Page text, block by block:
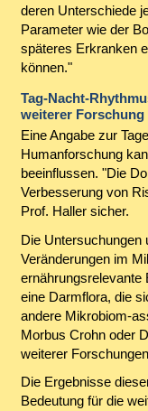
deren Unterschiede
Parameter wie der
späteres Erkranken
können."
Tag-Nacht-
weiterer Forschung
Eine Angabe zur
Humanforschung
beeinflussen. "Die
Verbesserung von
Prof. Haller sicher.
Die Untersuchungen
Veränderungen im
ernährungsrelevante
eine Darmflora, die
andere Mikrobiom-
Morbus Crohn oder
weiterer
Die Ergebnisse
Bedeutung für die